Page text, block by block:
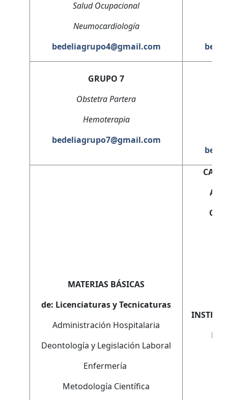
Salud Ocupacional
Neumocardiología
bedeliagrupo4@gmail.com
GRUPO 7
Obstetra Partera
Hemoterapia
bedeliagrupo7@gmail.com
MATERIAS BÁSICAS
de: Licenciaturas y Tecnicaturas
Administración Hospitalaria
Deontología y Legislación Laboral
Enfermería
Metodología Científica